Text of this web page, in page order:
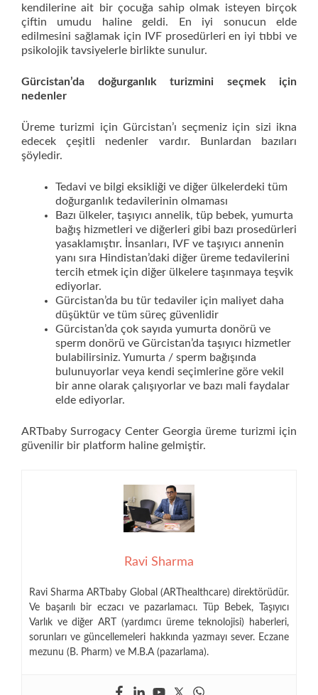
kendilerine ait bir çocuğa sahip olmak isteyen birçok
çiftin umudu haline geldi. En iyi sonucun elde
edilmesini sağlamak için IVF prosedürleri en iyi tıbbi ve
psikolojik tavsiyelerle birlikte sunulur.
Gürcistan’da doğurganlık turizmini seçmek için
nedenler
Üreme turizmi için Gürcistan’ı seçmeniz için sizi ikna
edecek çeşitli nedenler vardır. Bunlardan bazıları
şöyledir.
Tedavi ve bilgi eksikliği ve diğer ülkelerdeki tüm
doğurganlık tedavilerinin olmaması
Bazı ülkeler, taşıyıcı annelik, tüp bebek, yumurta
bağış hizmetleri ve diğerleri gibi bazı prosedürleri
yasaklamıştır. İnsanları, IVF ve taşıyıcı annenin
yanı sıra Hindistan’daki diğer üreme tedavilerini
tercih etmek için diğer ülkelere taşınmaya teşvik
ediyorlar.
Gürcistan’da bu tür tedaviler için maliyet daha
düşüktür ve tüm süreç güvenlidir
Gürcistan’da çok sayıda yumurta donörü ve
sperm donörü ve Gürcistan’da taşıyıcı hizmetler
bulabilirsiniz. Yumurta / sperm bağışında
bulunuyorlar veya kendi seçimlerine göre vekil
bir anne olarak çalışıyorlar ve bazı mali faydalar
elde ediyorlar.
ARTbaby Surrogacy Center Georgia üreme turizmi için
güvenilir bir platform haline gelmiştir.
Ravi Sharma
Ravi Sharma ARTbaby Global (ARThealthcare) direktörüdür.
Ve başarılı bir eczacı ve pazarlamacı. Tüp Bebek, Taşıyıcı
Varlık ve diğer ART (yardımcı üreme teknolojisi) haberleri,
sorunları ve güncellemeleri hakkında yazmayı sever. Eczane
mezunu (B. Pharm) ve M.B.A (pazarlama).